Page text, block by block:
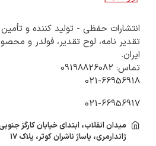
انتشارات حفظی - تولید کننده و
تقدیر نامه، لوح تقدیر، فولدر و
ایران.
تماس: 09198826082
021-66956918
021-66956917
میدان انقلاب، ابتدای خیابان کارگز
ژاندارمری، پاساژ ناشران کوثر، پلاک ۱۷